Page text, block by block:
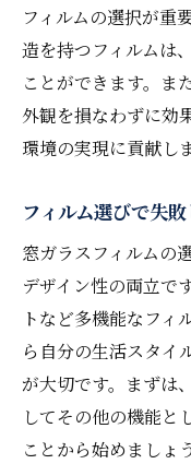
手入れ方法
フィルム
長持ちす
フィルムの
鹿児島特有
護
フィルム
フィルム
フィルムの選択が重
造を持つフィルムは
ことができます。ま
外観を損なわずに効
環境の実現に貢献しま
フィルム選びで失
窓ガラスフィルムの
デザイン性の両立で
トなど多機能なフィ
ら自分の生活スタイ
が大切です。まずは
してその他の機能と
ことから始めましょ